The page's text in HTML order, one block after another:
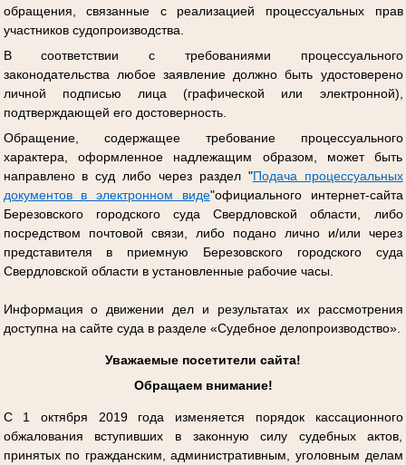
обращения, связанные с реализацией процессуальных прав
участников судопроизводства.
В соответствии с требованиями процессуального
законодательства любое заявление должно быть удостоверено
личной подписью лица (графической или электронной),
подтверждающей его достоверность.
Обращение, содержащее требование процессуального
характера, оформленное надлежащим образом, может быть
направлено в суд либо через раздел "Подача процессуальных
документов в электронном виде"официального интернет-сайта
Березовского городского суда Свердловской области, либо
посредством почтовой связи, либо подано лично и/или через
представителя в приемную Березовского городского суда
Свердловской области в установленные рабочие часы.
Информация о движении дел и результатах их рассмотрения
доступна на сайте суда в разделе «Судебное делопроизводство».
Уважаемые посетители сайта!
Обращаем внимание!
С 1 октября 2019 года изменяется порядок кассационного
обжалования вступивших в законную силу судебных актов,
принятых по гражданским, административным, уголовным делам